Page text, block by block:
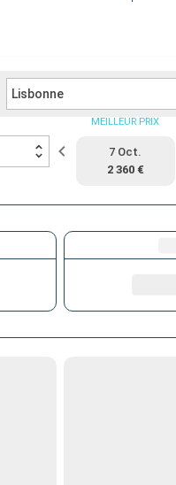
Lisbonne
MEILLEUR PRIX
7 Oct.
2 360 €